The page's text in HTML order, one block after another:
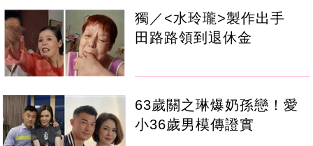
獨／<水玲瓏>製作出手
田路路領到退休金
63歲關之琳爆奶孫戀！愛
小36歲男模傳證實